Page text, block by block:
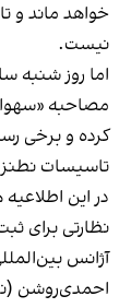
خواهد ماند و
نیست.
اما روز شنبه
مصاحبه
کرده و برخی
تاسیسات
در این
نظارتی برای
آژانس
احمدی‌روشن‌